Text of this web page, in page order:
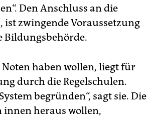
Den Anschluss an die
zwingende Voraussetzung
Bildungsbehörde.
haben wollen, liegt für
durch die Regelschulen.
begründen“, sagt sie. Die
innen heraus wollen,